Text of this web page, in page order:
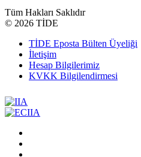
Tüm Hakları Saklıdır
© 2026 TİDE
TİDE Eposta Bülten Üyeliği
İletişim
Hesap Bilgilerimiz
KVKK Bilgilendirmesi